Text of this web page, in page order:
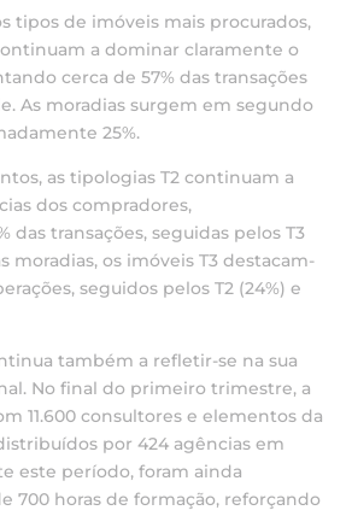
tipos de imóveis mais procurados,
a dominar claramente o
cerca de 57% das transações
As moradias surgem em segundo
25%.
as tipologias T2 continuam a
dos compradores,
das transações, seguidas pelos T3
moradias, os imóveis T3 destacam-
seguidos pelos T2 (24%) e
também a refletir-se na sua
No final do primeiro trimestre, a
11.600 consultores e elementos da
por 424 agências em
este período, foram ainda
700 horas de formação, reforçando